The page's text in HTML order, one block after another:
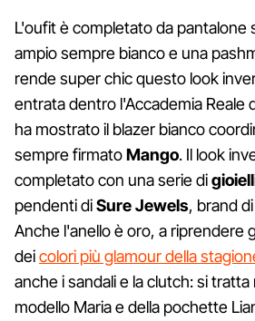
L'oufit è completato da pantalone
ampio sempre bianco e una
rende super chic questo look
entrata dentro l'Accademia Reale
ha mostrato il blazer bianco
sempre firmatoMango. Il look
completato con una serie di
pendenti diSure Jewels, brand
Anche l'anello è oro, a riprendere
deicolori più glamour della
anche i sandali e la clutch: si
modello Maria e della pochette